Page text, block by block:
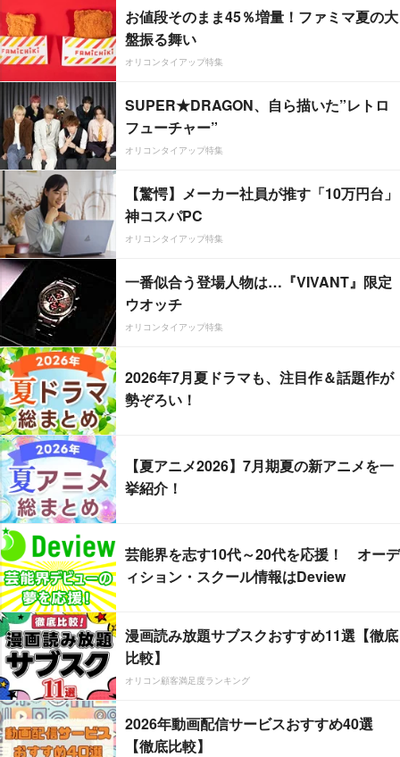
お値段そのまま45％増量！ファミマ夏の大
盤振る舞い
オリコンタイアップ特集
SUPER★DRAGON、自ら描いた”レトロ
フューチャー”
オリコンタイアップ特集
【驚愕】メーカー社員が推す「10万円台」
神コスパPC
オリコンタイアップ特集
一番似合う登場人物は…『VIVANT』限定
ウオッチ
オリコンタイアップ特集
2026年7月夏ドラマも、注目作＆話題作が
勢ぞろい！
【夏アニメ2026】7月期夏の新アニメを一
挙紹介！
芸能界を志す10代～20代を応援！ オーデ
ィション・スクール情報はDeview
漫画読み放題サブスクおすすめ11選【徹底
比較】
オリコン顧客満足度ランキング
2026年動画配信サービスおすすめ40選
【徹底比較】